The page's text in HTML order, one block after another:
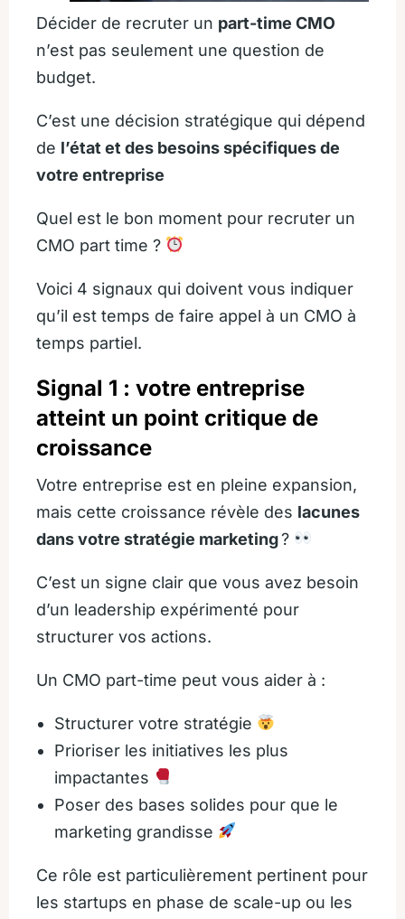
Décider de recruter un part-time CMO
n’est pas seulement une question de
budget.
C’est une décision stratégique qui dépend
de l’état et des besoins spécifiques de
votre entreprise
Quel est le bon moment pour recruter un
CMO part time ?
Voici 4 signaux qui doivent vous indiquer
qu’il est temps de faire appel à un CMO à
temps partiel.
Signal 1 : votre entreprise
atteint un point critique de
croissance
Votre entreprise est en pleine expansion,
mais cette croissance révèle des lacunes
dans votre stratégie marketing?
C’est un signe clair que vous avez besoin
d’un leadership expérimenté pour
structurer vos actions.
Un CMO part-time peut vous aider à :
Structurer votre stratégie
Prioriser les initiatives les plus
impactantes
Poser des bases solides pour que le
marketing grandisse
Ce rôle est particulièrement pertinent pour
les startups en phase de scale-up ou les